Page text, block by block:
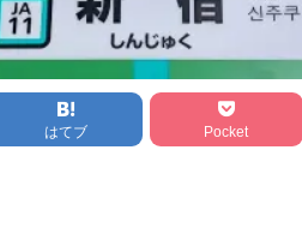
はてブ Pocket